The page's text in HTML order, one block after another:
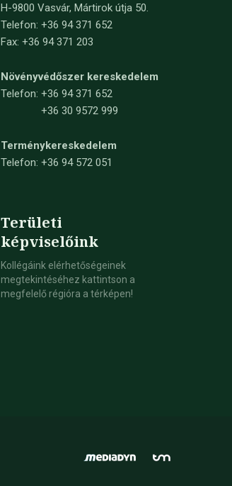
H-9800 Vasvár, Mártirok útja 50.
Telefon: +36 94 371 652
Fax: +36 94 371 203
Növényvédőszer kereskedelem
Telefon: +36 94 371 652
+36 30 9572 999
Terménykereskedelem
Telefon: +36 94 572 051
Területi
képviselőink
Kollégáink elérhetőségeinek
megtekintéséhez kattintson a
megfelelő régióra a térképen!